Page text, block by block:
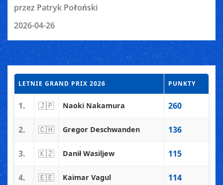
przez Patryk Połoński
2026-04-26
LETNIE GRAND PRIX 2026 PUNKTY
1. 🇯🇵 Naoki Nakamura 260
2. 🇨🇭 Gregor Deschwanden 136
3. 🇰🇿 Danił Wasiljew 115
4. 🇪🇪 Kaimar Vagul 114